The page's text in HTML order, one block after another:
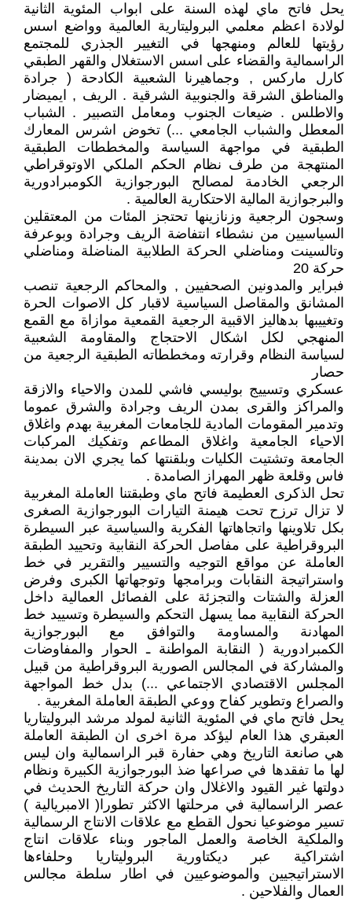
يحل فاتح ماي لهذه السنة على ابواب المئوية الثانية
لولادة اعظم معلمي البروليتارية العالمية وواضع اسس
رؤيتها للعالم ومنهجها في التغيير الجذري للمجتمع
الراسمالية والقضاء على اسس الاستغلال والقهر الطبقي
كارل ماركس , وجماهيرنا الشعبية الكادحة ( جرادة
والمناطق الشرقة والجنوبية الشرقية . الريف , ايميضار
والاطلس . ضيعات الجنوب ومعامل التصبير . الشباب
المعطل والشباب الجامعي ...) تخوض اشرس المعارك
الطبقية في مواجهة السياسة والمخططات الطبقية
المنتهجة من طرف نظام الحكم الملكي الاوتوقراطي
الرجعي الخادمة لمصالح البورجوازية الكومبرادورية
والبرجوازية المالية الاحتكارية العالمية .
وسجون الرجعية وزنازينها تحتجز المئات من المعتقلين
السياسيين من نشطاء انتفاضة الريف وجرادة وبوعرفة
وتالسينت ومناضلي الحركة الطلابية المناضلة ومناضلي
حركة 20
فبراير والمدونين الصحفيين , والمحاكم الرجعية تنصب
المشانق والمقاصل السياسية لاقبار كل الاصوات الحرة
وتغييبها بدهاليز الاقبية الرجعية القمعية موازاة مع القمع
المنهجي لكل اشكال الاحتجاج والمقاومة الشعبية
لسياسة النظام وقرارته ومخططاته الطبقية الرجعية من
حصار
عسكري وتسييج بوليسي فاشي للمدن والاحياء والازقة
والمراكز والقرى بمدن الريف وجرادة والشرق عموما
وتدمير المقومات المادية للجامعات المغربية بهدم واغلاق
الاحياء الجامعية واغلاق المطاعم وتفكيك المركبات
الجامعة وتشتيت الكليات وبلقنتها كما يجري الان بمدينة
فاس وقلعة ظهر المهراز الصامدة .
تحل الذكرى العطيمة فاتح ماي وطبقتنا العاملة المغربية
لا تزال ترزح تحت هيمنة التيارات البورجوازية الصغرى
بكل تلاوينها واتجاهاتها الفكرية والسياسية عبر السيطرة
البروقراطية على مفاصل الحركة النقابية وتحييد الطبقة
العاملة عن مواقع التوجيه والتسيير والتقرير في خط
واستراتيجة النقابات وبرامجها وتوجهاتها الكبرى وفرض
العزلة والشتات والتجزئة على الفصائل العمالية داخل
الحركة النقابية مما يسهل التحكم والسيطرة وتسييد خط
المهادنة والمساومة والتوافق مع البورجوازية
الكمبرادورية ( النقابة المواطنة ـ الحوار والمفاوضات
والمشاركة في المجالس الصورية البروقراطية من قبيل
المجلس الاقتصادي الاجتماعي ...) بدل خط المواجهة
والصراع وتطوير كفاح ووعي الطبقة العاملة المغربية .
يحل فاتح ماي في المئوية الثانية لمولد مرشد البروليتاريا
العبقري هذا العام ليؤكد مرة اخرى ان الطبقة العاملة
هي صانعة التاريخ وهي حفارة قبر الراسمالية وان ليس
لها ما تفقدها في صراعها ضذ البورجوازية الكبيرة ونظام
دولتها غير القيود والاغلال وان حركة التاريخ الحديث في
عصر الراسمالية في مرحلتها الاكثر تطورا( الامبريالية )
تسير موضوعيا نحول القطع مع علاقات الانتاج الرسمالية
والملكية الخاصة والعمل الماجور وبناء علاقات انتاج
اشتراكية عبر ديكتاورية البروليتاريا وحلفاءها
الاستراتيجيين والموضوعيين في اطار سلطة مجالس
العمال والفلاحين .